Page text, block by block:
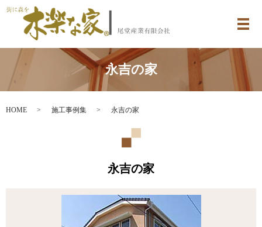
メ
永吉の家
HOME 施工事例集 永吉の家
永吉の家